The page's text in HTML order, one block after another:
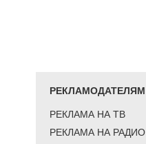
РЕКЛАМОДАТЕЛЯМ
РЕКЛАМА НА ТВ
РЕКЛАМА НА РАДИО